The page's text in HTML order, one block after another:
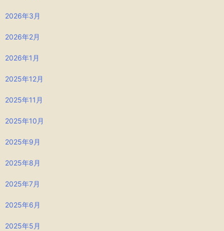
2026年3月
2026年2月
2026年1月
2025年12月
2025年11月
2025年10月
2025年9月
2025年8月
2025年7月
2025年6月
2025年5月